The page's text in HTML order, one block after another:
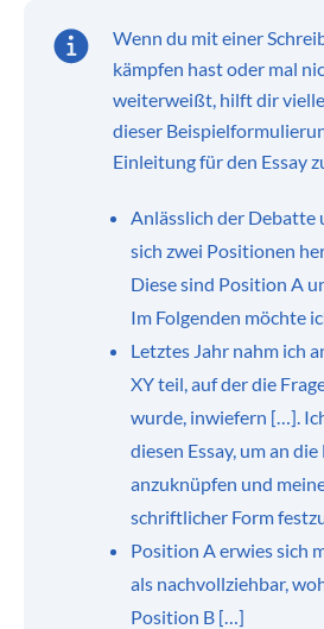
Wenn du mit einer
kämpfen hast oder mal
weiterweißt, hilft dir
dieser
Einleitung für den Essay
Anlässlich der Debatte
sich zwei Positionen
Diese sind Position A
Im Folgenden möchte
Letztes Jahr nahm ich
XY teil, auf der die
wurde, inwiefern […].
diesen Essay, um an
anzuknüpfen und
schriftlicher Form
Position A erwies sich
als nachvollziehbar,
Position B […]